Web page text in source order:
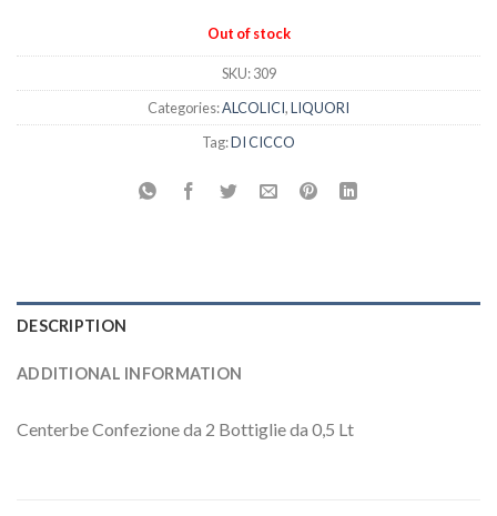
Out of stock
SKU:309
Categories:ALCOLICI,LIQUORI
Tag:DI CICCO
DESCRIPTION
ADDITIONAL INFORMATION
Centerbe Confezione da 2 Bottiglie da 0,5 Lt